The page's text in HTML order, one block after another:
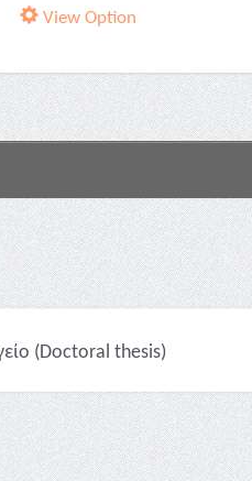
View Option
(Doctoral thesis)